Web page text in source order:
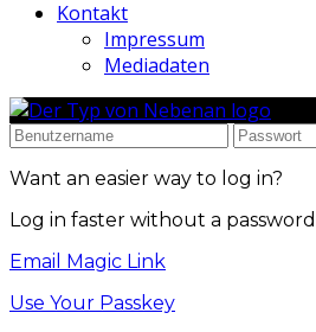
Kontakt
Impressum
Mediadaten
Want an easier way to log in?
Log in faster without a
Email Magic Link
Use Your Passkey